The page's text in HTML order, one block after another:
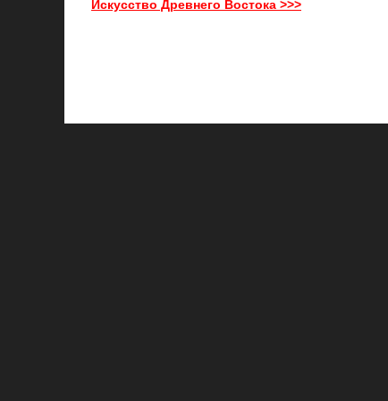
Искусство Древнего Востока >>>